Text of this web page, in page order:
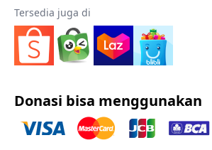
Tersedia juga di
Donasi bisa menggunakan